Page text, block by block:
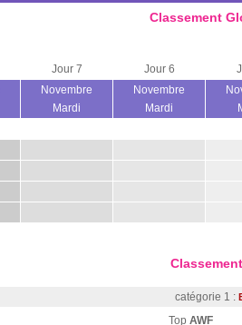
Classement
Jour 7 Jour 6
Novembre
Mardi
Novembre
Mardi
catégorie 1 :
Top AWF